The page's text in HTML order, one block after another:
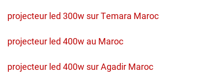
projecteur led 300w sur Temara Maroc
projecteur led 400w au Maroc
projecteur led 400w sur Agadir Maroc